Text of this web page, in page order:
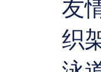
友
织